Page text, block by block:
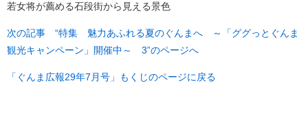
若女将が薦める石段街から見える景色
次の記事 “特集 魅力あふれる夏のぐんまへ ～「ググっとぐんま
観光キャンペーン」開催中～ 3”のページへ
「ぐんま広報29年7月号」もくじのページに戻る